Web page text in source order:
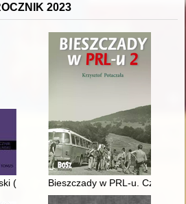
2023
(1932-2021)Bieszczady w PRL-u. Cz. 2